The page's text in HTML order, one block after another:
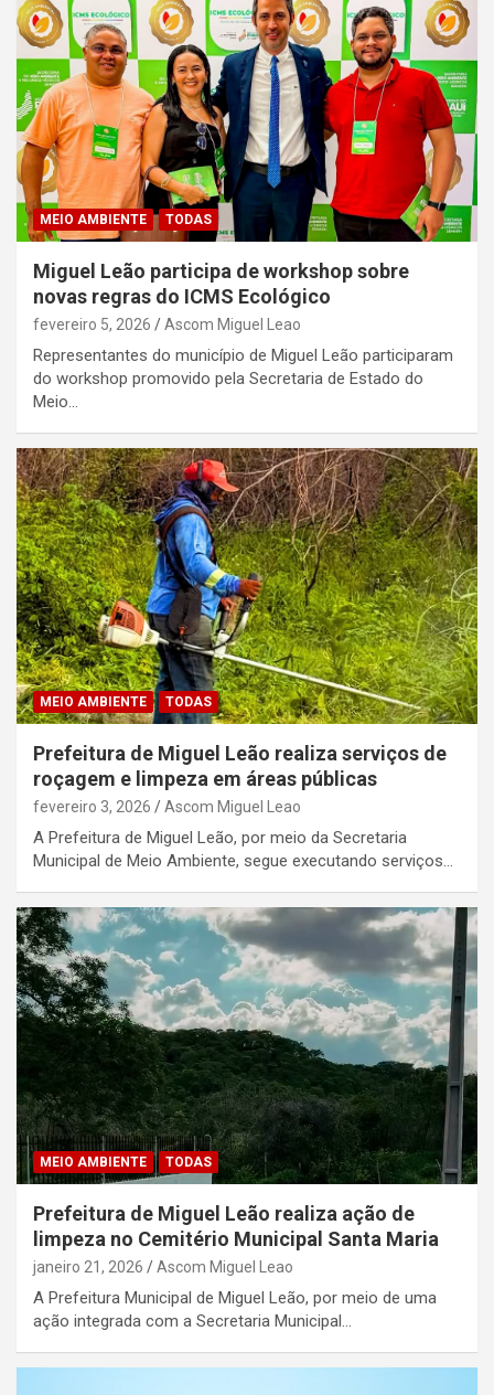
MEIO AMBIENTE TODAS
Miguel Leão participa de workshop sobre
novas regras do ICMS Ecológico
fevereiro 5, 2026 Ascom Miguel Leao
Representantes do município de Miguel Leão participaram
do workshop promovido pela Secretaria de Estado do
Meio…
MEIO AMBIENTE TODAS
Prefeitura de Miguel Leão realiza serviços de
roçagem e limpeza em áreas públicas
fevereiro 3, 2026 Ascom Miguel Leao
A Prefeitura de Miguel Leão, por meio da Secretaria
Municipal de Meio Ambiente, segue executando serviços…
MEIO AMBIENTE TODAS
Prefeitura de Miguel Leão realiza ação de
limpeza no Cemitério Municipal Santa Maria
janeiro 21, 2026 Ascom Miguel Leao
A Prefeitura Municipal de Miguel Leão, por meio de uma
ação integrada com a Secretaria Municipal…